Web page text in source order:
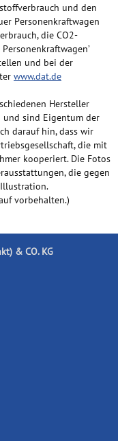
und den
Personenkraftwagen
die CO2-
und bei der
www.dat.de
Hersteller
sind Eigentum der
darauf hin, dass wir
die mit
kooperiert. Die Fotos
die gegen
vorbehalten.)
& CO. KG